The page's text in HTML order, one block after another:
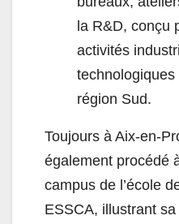
la R&D, conçu
activités
technologiques
région Sud.
Toujours à Aix-en-
également procédé
campus de l’école
ESSCA, illustrant